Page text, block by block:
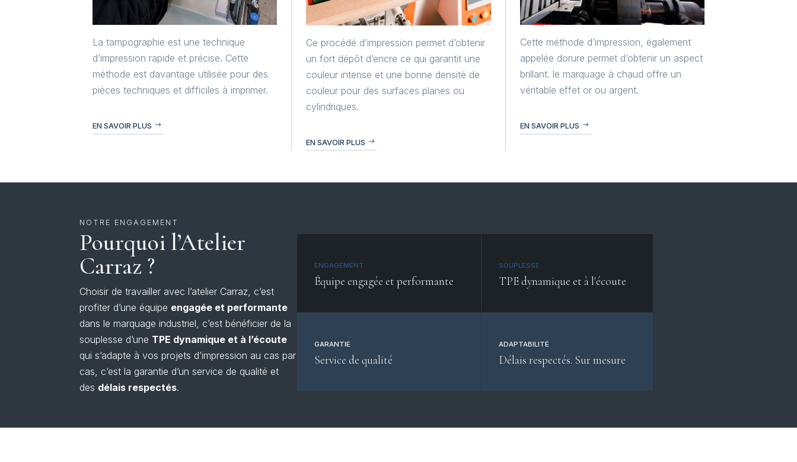
La tampographie est une technique
d’impression rapide et précise. Cette
méthode est davantage utilisée pour des
pièces techniques et difficiles à imprimer.
EN SAVOIR PLUS
Ce procédé d’impression permet d’obtenir
un fort dépôt d’encre ce qui garantit une
couleur intense et une bonne densité de
couleur pour des surfaces planes ou
cylindriques.
EN SAVOIR PLUS
Cette méthode d’impression, également
appelée dorure permet d’obtenir un aspect
brillant. le marquage à chaud offre un
véritable effet or ou argent.
EN SAVOIR PLUS
NOTRE ENGAGEMENT
Pourquoi l’Atelier
Carraz ?
Choisir de travailler avec l’atelier Carraz, c’est
profiter d’une équipe engagée et performante
dans le marquage industriel, c’est bénéficier de la
souplesse d’une TPE dynamique et à l’écoute
qui s’adapte à vos projets d’impression au cas par
cas, c’est la garantie d’un service de qualité et
des délais respectés.
ENGAGEMENT
Équipe engagée et performante
SOUPLESSE
TPE dynamique et à l'écoute
GARANTIE
Service de qualité
ADAPTABILITÉ
Délais respectés. Sur mesure